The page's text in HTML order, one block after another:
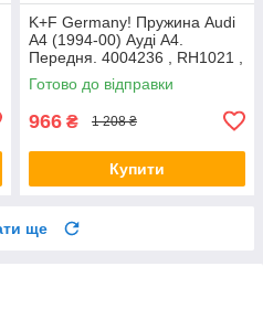
K+F Germany! Пружина Audi
A4 (1994-00) Ауді А4.
Передня. 4004236 , RH1021 ,
997520. К+Ф Німеччина
Готово до відправки
966 ₴ 1 208 ₴
Купити
ще